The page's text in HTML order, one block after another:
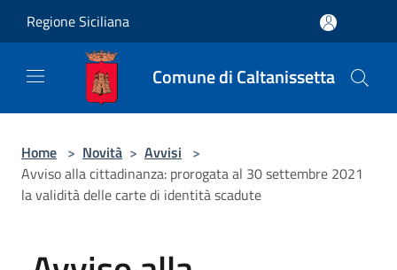
Regione Siciliana
Comune di Caltanissetta
Home > Novità > Avvisi >
Avviso alla cittadinanza: prorogata al 30 settembre 2021
la validità delle carte di identità scadute